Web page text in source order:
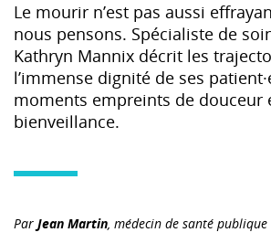
Le mourir n’est pas aussi
nous pensons. Spécialiste de
Kathryn Mannix décrit les
l’immense dignité de ses
moments empreints de douceur
bienveillance.
Par Jean Martin, médecin de santé